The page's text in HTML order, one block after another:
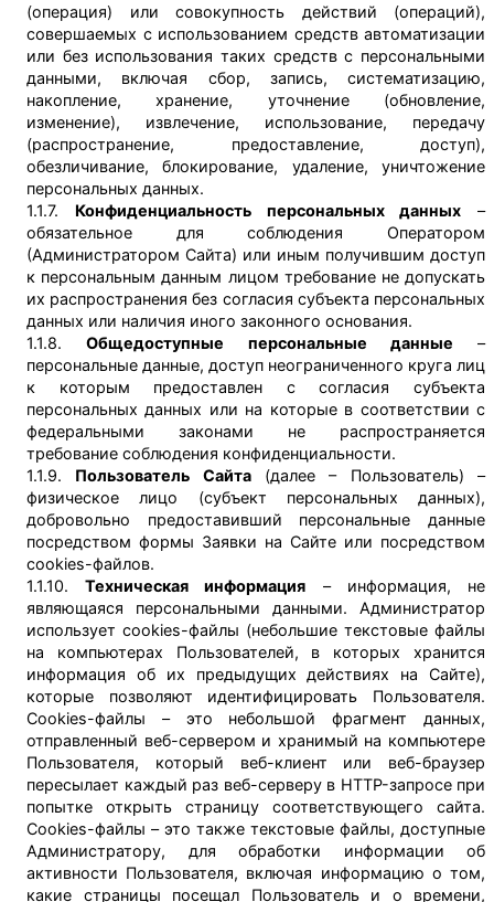
(операция) или совокупность действий (операций),
совершаемых с использованием средств автоматизации
или без использования таких средств с персональными
данными, включая сбор, запись, систематизацию,
накопление, хранение, уточнение (обновление,
изменение), извлечение, использование, передачу
(распространение, предоставление, доступ),
обезличивание, блокирование, удаление, уничтожение
персональных данных.
1.1.7. Конфиденциальность персональных данных –
обязательное для соблюдения Оператором
(Администратором Сайта) или иным получившим доступ
к персональным данным лицом требование не допускать
их распространения без согласия субъекта персональных
данных или наличия иного законного основания.
1.1.8.Общедоступные персональные данные –
персональные данные, доступ неограниченного круга лиц
к которым предоставлен с согласия субъекта
персональных данных или на которые в соответствии с
федеральными законами не распространяется
требование соблюдения конфиденциальности.
1.1.9. Пользователь Сайта(далее – Пользователь) –
физическое лицо (субъект персональных данных),
добровольно предоставивший персональные данные
посредством формы Заявки на Сайте или посредством
cookies-файлов.
1.1.10.Техническая информация – информация, не
являющаяся персональными данными. Администратор
использует cookies-файлы (небольшие текстовые файлы
на компьютерах Пользователей, в которых хранится
информация об их предыдущих действиях на Сайте),
которые позволяют идентифицировать Пользователя.
Cookies-файлы – это небольшой фрагмент данных,
отправленный веб-сервером и хранимый на компьютере
Пользователя, который веб-клиент или веб-браузер
пересылает каждый раз веб-серверу в HTTP-запросе при
попытке открыть страницу соответствующего сайта.
Cookies-файлы – это также текстовые файлы, доступные
Администратору, для обработки информации об
активности Пользователя, включая информацию о том,
какие страницы посещал Пользователь и о времени,